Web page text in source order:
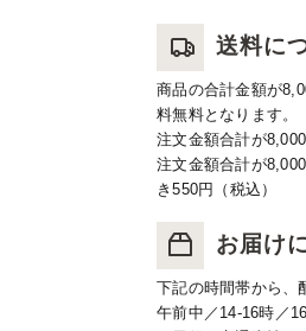
送料に
商品の合計金額が
料無料となります。
注文金額合計が
注文金額合計が
き550円（税込）
お届け
下記の時間帯から、
午前中／14-16時／